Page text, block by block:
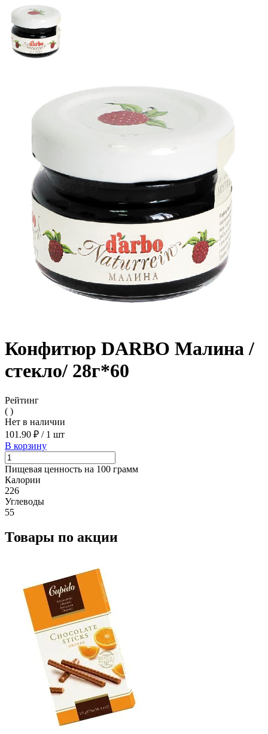
Конфитюр DARBO Малина /
стекло/ 28г*60
Рейтинг
( )
Нет в наличии
101.90 ₽ /1 шт
В корзину
Пищевая ценность на 100 грамм
Калории
226
Углеводы
55
Товары по акции